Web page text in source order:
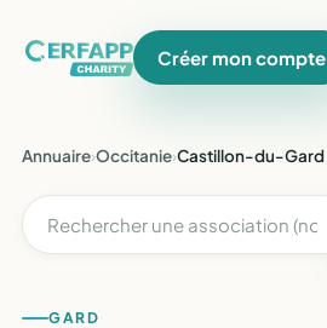
Créer mon compte
Annuaire›Occitanie›Castillon-du-Gard
GARD